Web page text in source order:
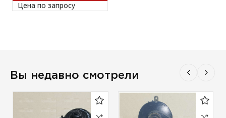
Цена по запросу
Вы недавно смотрели